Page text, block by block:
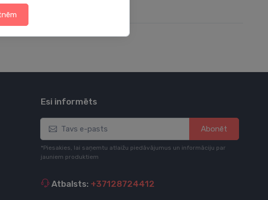
Esi informēts
Abonēt
*Piesakies, lai saņemtu atlaižu piedāvājumus un informāciju par
jauniem produktiem
Atbalsts: +37128724412